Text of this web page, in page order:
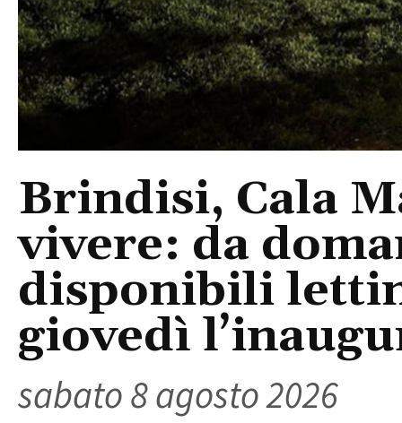
Brindisi, Cala
vivere: da
disponibili
giovedì
sabato 8 agosto 2026